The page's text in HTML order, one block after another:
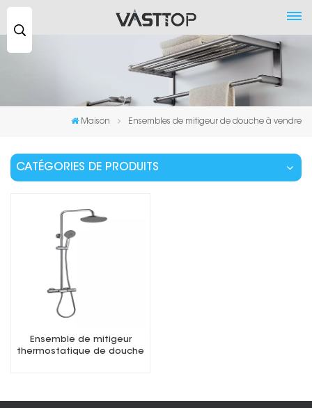
Maison Ensembles de mitigeur de douche à vendre
CATÉGORIES DE PRODUITS
Ensemble de mitigeur
thermostatique de douche